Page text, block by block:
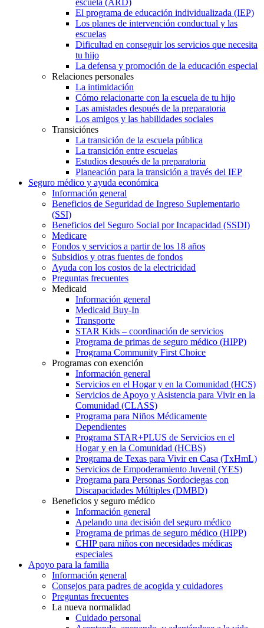
El programa de educación individualizada (IEP)
Los planes de intervención conductual y las
escuelas
Dificultad en conseguir los servicios que necesita
tu hijo
La defensa y promoción de la educación especial
Relaciones personales
La intimidación
Cómo relacionarte con la escuela de tu hijo
Las amistades después de la preparatoria
Los amigos y las habilidades sociales
Transiciónes
La transición de la escuela pública
La transición entre escuelas
Estudios después de la preparatoria
Planeación para la transición a través del IEP
Seguro médico y ayuda económica
Información general
Beneficios de Seguridad de Ingreso Suplementario
(SSI)
Beneficios del Seguro Social por Incapacidad (SSDI)
Medicare
Fondos y servicios a partir de los 18 años
Subsidios y otras fuentes de fondos
Ayuda con los costos de la electricidad
Preguntas frecuentes
Medicaid
Información general
Medicaid Buy-In
Transporte
STAR Kids – coordinación de servicios
Programa de primas de seguro médico (HIPP)
Programa Community First Choice
Programas con exención
Información general
Servicios en el Hogar y en la Comunidad (HCS)
Servicios de Apoyo y Asistencia para Vivir en la
Comunidad (CLASS)
Programa para Niños Médicamente
Dependientes
Programa STAR+PLUS de Servicios en el
Hogar y en la Comunidad (HCBS)
Programa de Texas para Vivir en Casa (TxHmL)
Servicios de Empoderamiento Juvenil (YES)
Programa para Personas Sordociegas con
Discapacidades Múltiples (DMBD)
Beneficios y seguro médico
Información general
Apelando una decisión del seguro médico
Programa de primas de seguro médico (HIPP)
CHIP para niños con necesidades médicas
especiales
Apoyo para la familia
Información general
Consejos para padres de acogida y cuidadores
Preguntas frecuentes
La nueva normalidad
Cuidado personal